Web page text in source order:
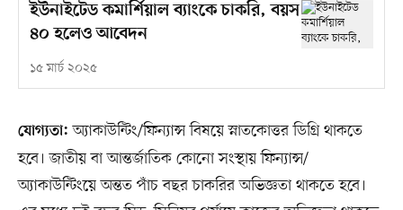
ইউনাইটেড কমার্শিয়াল ব্যাংকে চাকরি, বয়স
৪০ হলেও আবেদন
১৫ মার্চ ২০২৫
যোগ্যতা: অ্যাকাউন্টিং/ফিন্যান্স বিষয়ে স্নাতকোত্তর ডিগ্রি থাকতে
হবে। জাতীয় বা আন্তর্জাতিক কোনো সংস্থায় ফিন্যান্স/
অ্যাকাউন্টিংয়ে অন্তত পাঁচ বছর চাকরির অভিজ্ঞতা থাকতে হবে।